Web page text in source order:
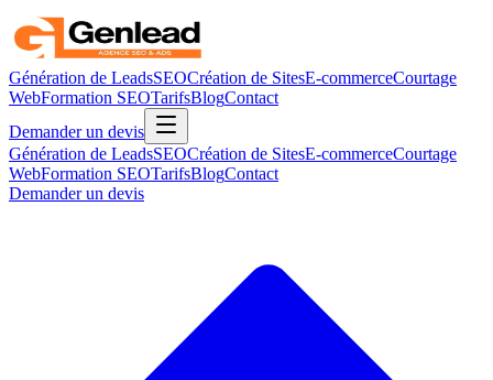
Génération de LeadsSEOCréation de SitesE-commerceCourtage
WebFormation SEOTarifsBlogContact
Demander un devis
Génération de LeadsSEOCréation de SitesE-commerceCourtage
WebFormation SEOTarifsBlogContact
Demander un devis